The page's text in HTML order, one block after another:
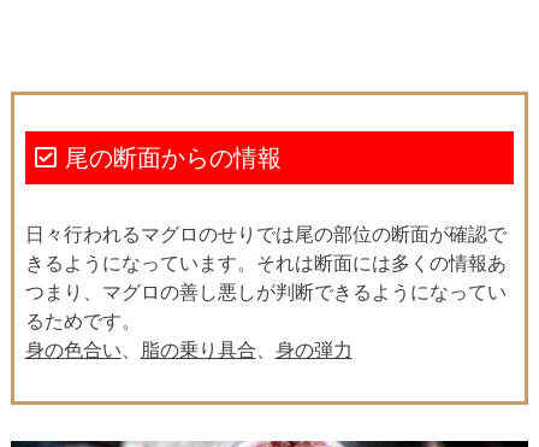
尾の断面からの情報
日々行われるマグロのせりでは尾の部位の断面が確認で
きるようになっています。それは断面には多くの情報あ
つまり、マグロの善し悪しが判断できるようになってい
るためです。
身の色合い
脂の乗り具合 身の弾力